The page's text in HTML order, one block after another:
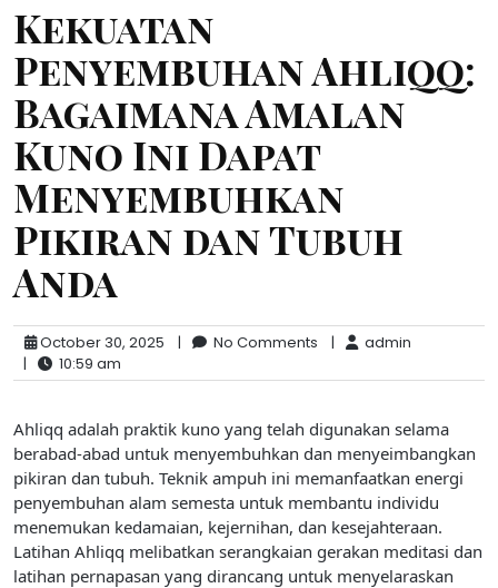
Kekuatan
Penyembuhan Ahliqq:
Bagaimana Amalan
Kuno Ini Dapat
Menyembuhkan
Pikiran dan Tubuh
Anda
October 30, 2025 | No Comments |
admin
|
10:59 am
Ahliqq adalah praktik kuno yang telah digunakan selama
berabad-abad untuk menyembuhkan dan menyeimbangkan
pikiran dan tubuh. Teknik ampuh ini memanfaatkan energi
penyembuhan alam semesta untuk membantu individu
menemukan kedamaian, kejernihan, dan kesejahteraan.
Latihan Ahliqq melibatkan serangkaian gerakan meditasi dan
latihan pernapasan yang dirancang untuk menyelaraskan